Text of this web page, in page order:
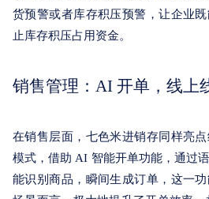
货预警或者库存积压预警，让企业
止库存积压占用资金。
销售管理：AI 开单，线上
在销售层面， 七色米进销存同样亮
模式，借助 AI 智能开单功能，通过
能识别商品，瞬间生成订单，这一